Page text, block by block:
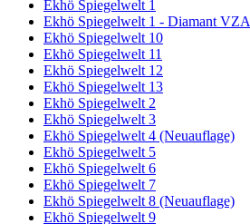
Ekhö Spiegelwelt 1
Ekhö Spiegelwelt 1 - Diamant VZA
Ekhö Spiegelwelt 10
Ekhö Spiegelwelt 11
Ekhö Spiegelwelt 12
Ekhö Spiegelwelt 13
Ekhö Spiegelwelt 2
Ekhö Spiegelwelt 3
Ekhö Spiegelwelt 4 (Neuauflage)
Ekhö Spiegelwelt 5
Ekhö Spiegelwelt 6
Ekhö Spiegelwelt 7
Ekhö Spiegelwelt 8 (Neuauflage)
Ekhö Spiegelwelt 9